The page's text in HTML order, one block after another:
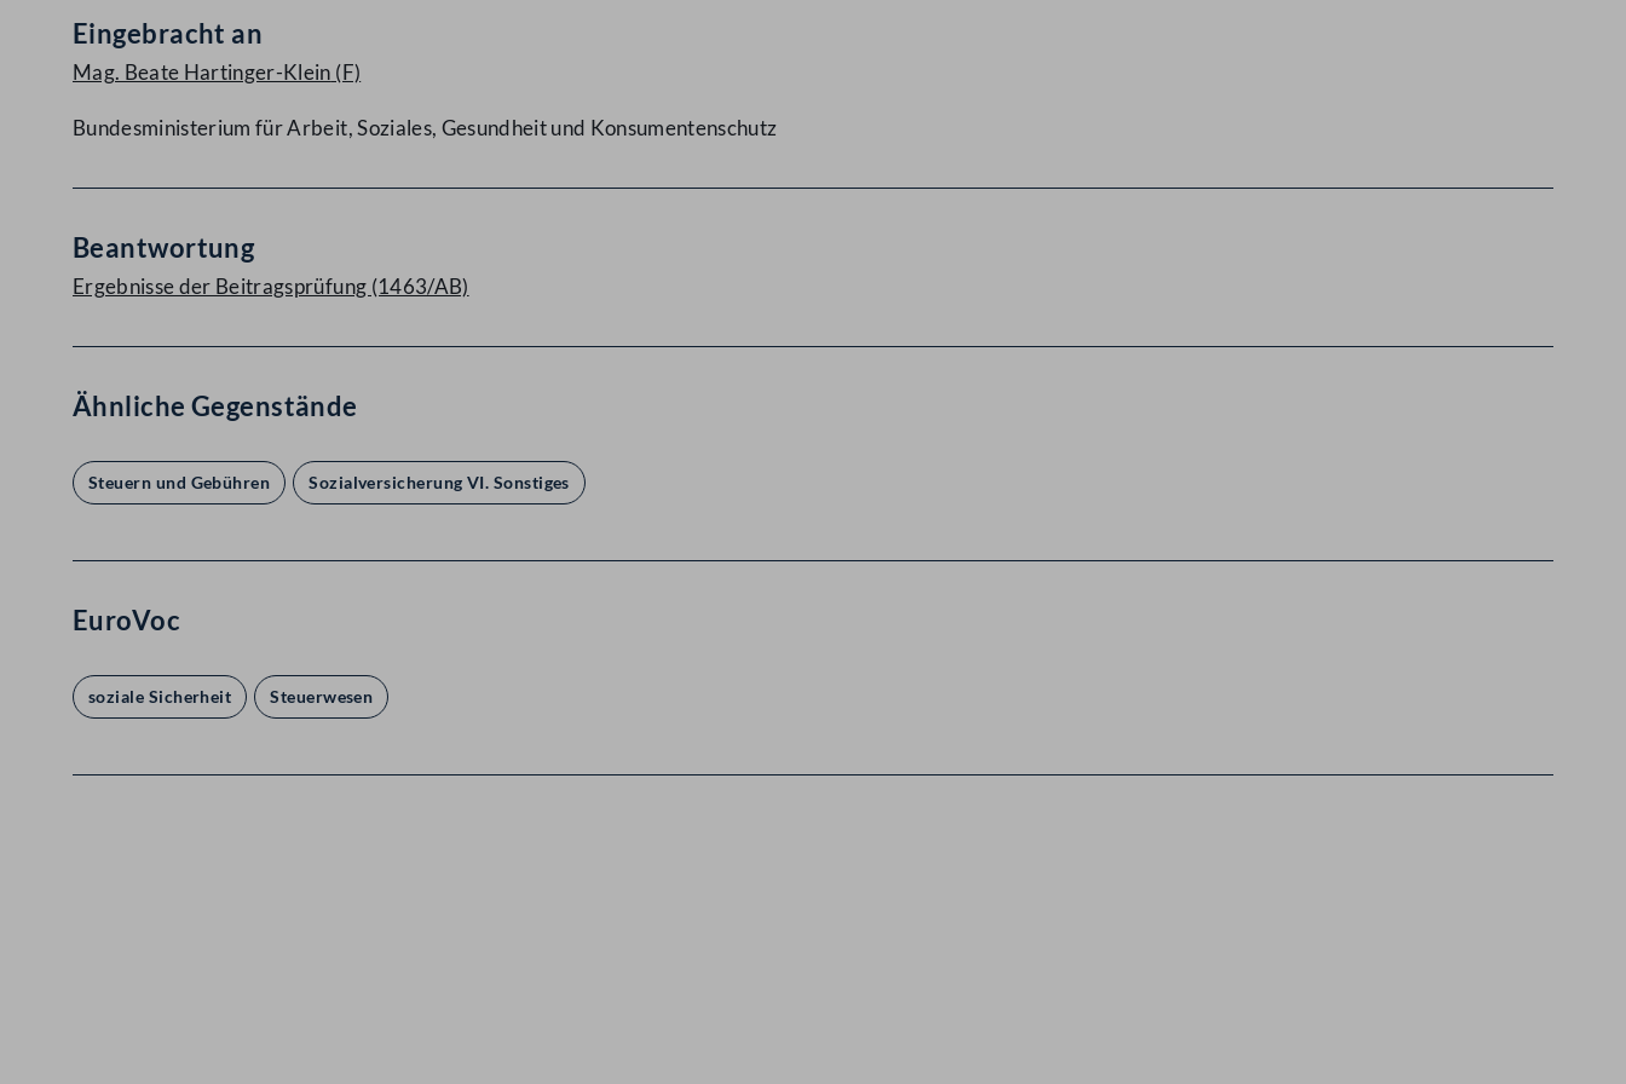
Eingebracht an
Mag. Beate Hartinger-Klein (F)
Bundesministerium für Arbeit, Soziales, Gesundheit und Konsumentenschutz
Beantwortung
Ergebnisse der Beitragsprüfung (1463/AB)
Ähnliche Gegenstände
Steuern und Gebühren Sozialversicherung VI. Sonstiges
EuroVoc
soziale Sicherheit Steuerwesen